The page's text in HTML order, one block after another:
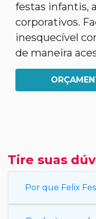
festas infantis,
corporativos.
inesquecível
de maneira
Tire suas
Por que Felix